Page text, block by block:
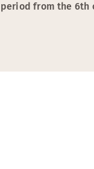
from the 6th